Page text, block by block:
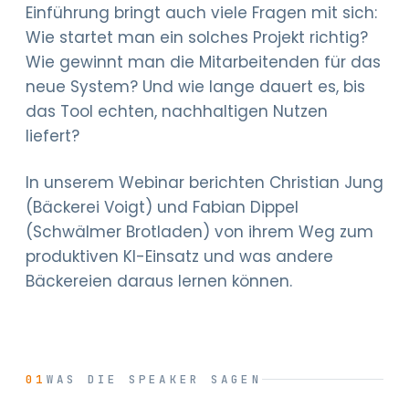
Einführung bringt auch viele Fragen mit sich:
Wie startet man ein solches Projekt richtig?
Wie gewinnt man die Mitarbeitenden für das
neue System? Und wie lange dauert es, bis
das Tool echten, nachhaltigen Nutzen
liefert?
In unserem Webinar berichten Christian Jung
(Bäckerei Voigt) und Fabian Dippel
(Schwälmer Brotladen) von ihrem Weg zum
produktiven KI-Einsatz und was andere
Bäckereien daraus lernen können.
01 WAS DIE SPEAKER SAGEN